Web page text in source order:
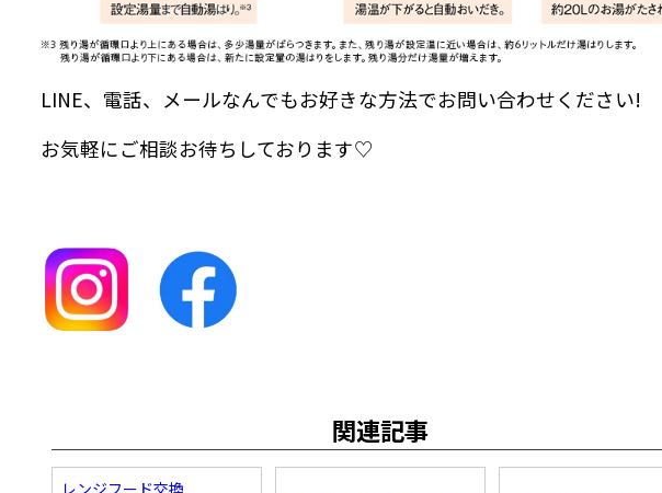
LINE、電話、メールなんでもお好きな方法でお問い合わせください!
お気軽にご相談お待ちしております♡
関連記事